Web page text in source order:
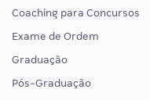
Coaching para Concursos
Exame de Ordem
Graduação
Pós-Graduação